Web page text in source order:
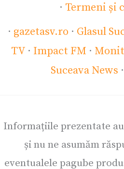
· Termeni și
· gazetasv.ro · Glasul
TV · Impact FM ·
Suceava News ·
Informațiile prezentate
și nu ne asumăm
eventualele pagube